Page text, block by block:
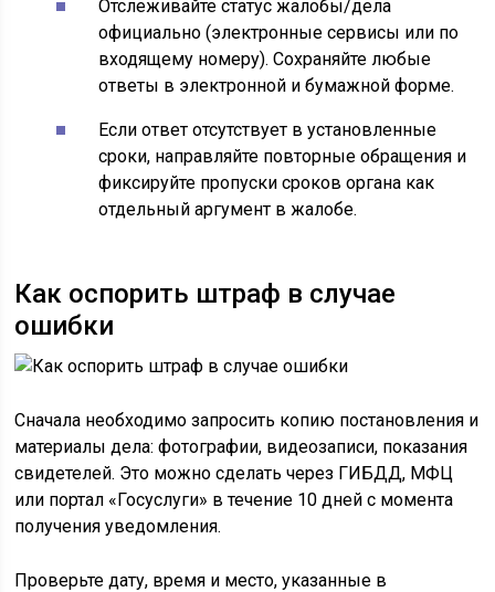
Отслеживайте статус жалобы/дела
официально (электронные сервисы или по
входящему номеру). Сохраняйте любые
ответы в электронной и бумажной форме.
Если ответ отсутствует в установленные
сроки, направляйте повторные обращения и
фиксируйте пропуски сроков органа как
отдельный аргумент в жалобе.
Как оспорить штраф в случае
ошибки
Сначала необходимо запросить копию постановления и
материалы дела: фотографии, видеозаписи, показания
свидетелей. Это можно сделать через ГИБДД, МФЦ
или портал «Госуслуги» в течение 10 дней с момента
получения уведомления.
Проверьте дату, время и место, указанные в